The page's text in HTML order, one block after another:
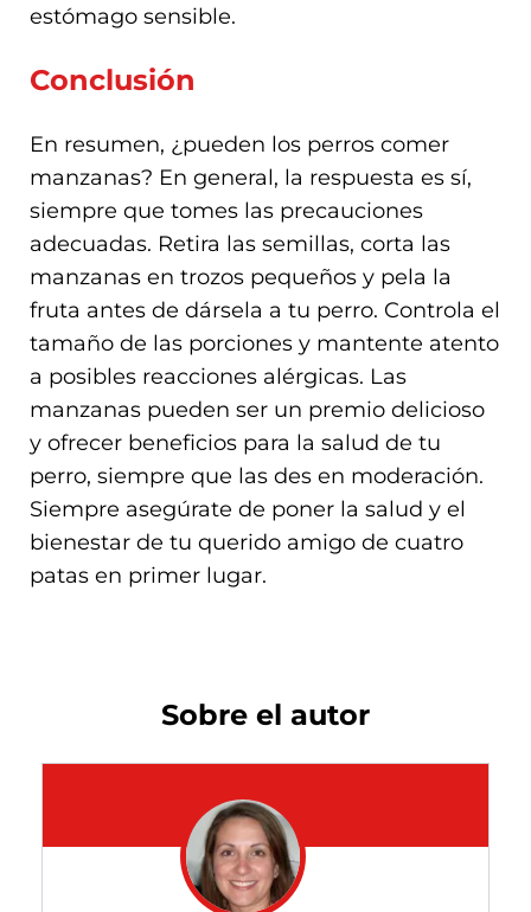
estómago sensible.
Conclusión
En resumen, ¿pueden los perros comer
manzanas? En general, la respuesta es sí,
siempre que tomes las precauciones
adecuadas. Retira las semillas, corta las
manzanas en trozos pequeños y pela la
fruta antes de dársela a tu perro. Controla el
tamaño de las porciones y mantente atento
a posibles reacciones alérgicas. Las
manzanas pueden ser un premio delicioso
y ofrecer beneficios para la salud de tu
perro, siempre que las des en moderación.
Siempre asegúrate de poner la salud y el
bienestar de tu querido amigo de cuatro
patas en primer lugar.
Sobre el autor